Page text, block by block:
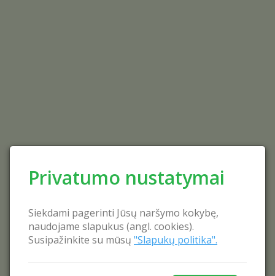
Privatumo nustatymai
Siekdami pagerinti Jūsų naršymo kokybę,
naudojame slapukus (angl. cookies).
Susipažinkite su mūsų "Slapukų politika".